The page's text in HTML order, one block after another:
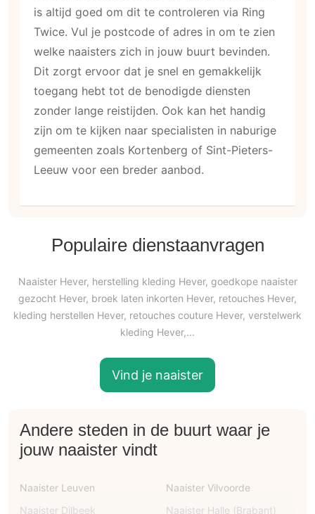
is altijd goed om dit te controleren via Ring
Twice. Vul je postcode of adres in om te zien
welke naaisters zich in jouw buurt bevinden.
Dit zorgt ervoor dat je snel en gemakkelijk
toegang hebt tot de benodigde diensten
zonder lange reistijden. Ook kan het handig
zijn om te kijken naar specialisten in naburige
gemeenten zoals Kortenberg of Sint-Pieters-
Leeuw voor een breder aanbod.
Populaire dienstaanvragen
Naaister Hever, herstelling kleding Hever, goedkope naaister
gezocht Hever, broek laten inkorten Hever, retouches Hever,
kleding herstellen Hever, retouches couture Hever, verstelwerk
kleding Hever,...
Vind je naaister
Andere steden in de buurt waar je
jouw naaister vindt
Naaister Leuven
Naaister Vilvoorde
Naaister Dilbeek
Naaister Halle (Brabant)